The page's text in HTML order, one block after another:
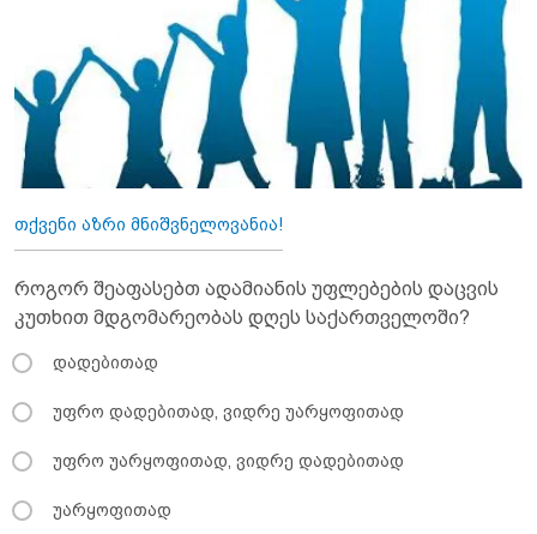
თქვენი აზრი მნიშვნელოვანია!
როგორ შეაფასებთ ადამიანის უფლებების დაცვის
კუთხით მდგომარეობას დღეს საქართველოში?
დადებითად
უფრო დადებითად, ვიდრე უარყოფითად
უფრო უარყოფითად, ვიდრე დადებითად
უარყოფითად